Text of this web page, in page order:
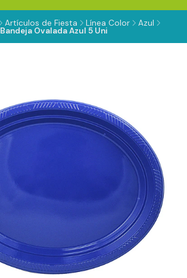
Artículos de Fiesta Línea Color Azul
Bandeja Ovalada Azul 5 Uni